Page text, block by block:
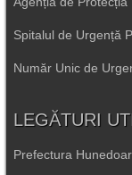
Spitalul de Urgență
Număr Unic de
LEGĂTURI
Prefectura